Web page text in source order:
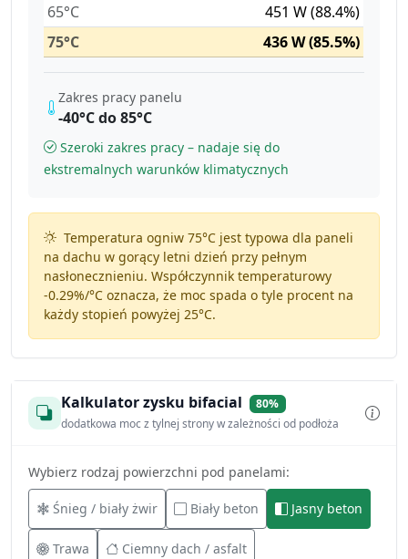
65°C
451 W (88.4%)
75°C
436 W (85.5%)
Zakres pracy panelu
-40°C do 85°C
Szeroki zakres pracy – nadaje się do
ekstremalnych warunków klimatycznych
Temperatura ogniw 75°C jest typowa dla paneli
na dachu w gorący letni dzień przy pełnym
nasłonecznieniu. Współczynnik temperaturowy
-0.29%/°Coznacza, że moc spada o tyle procent na
każdy stopień powyżej 25°C.
Kalkulator zysku bifacial
80%
dodatkowa moc z tylnej strony w zależności od podłoża
Wybierz rodzaj powierzchni pod panelami:
Śnieg / biały żwir Biały beton Jasny beton
Trawa Ciemny dach / asfalt